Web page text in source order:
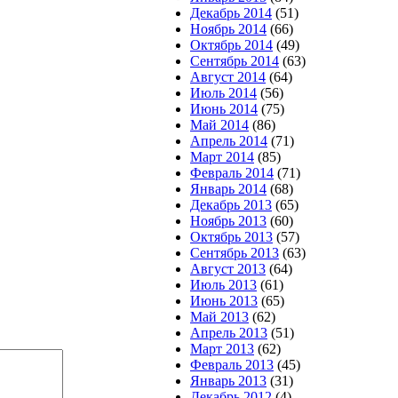
Декабрь 2014 (51)
Ноябрь 2014 (66)
Октябрь 2014 (49)
Сентябрь 2014 (63)
Август 2014 (64)
Июль 2014 (56)
Июнь 2014 (75)
Май 2014 (86)
Апрель 2014 (71)
Март 2014 (85)
Февраль 2014 (71)
Январь 2014 (68)
Декабрь 2013 (65)
Ноябрь 2013 (60)
Октябрь 2013 (57)
Сентябрь 2013 (63)
Август 2013 (64)
Июль 2013 (61)
Июнь 2013 (65)
Май 2013 (62)
Апрель 2013 (51)
Март 2013 (62)
Февраль 2013 (45)
Январь 2013 (31)